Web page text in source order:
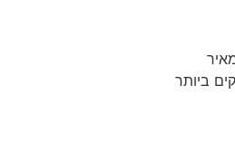
ביותר